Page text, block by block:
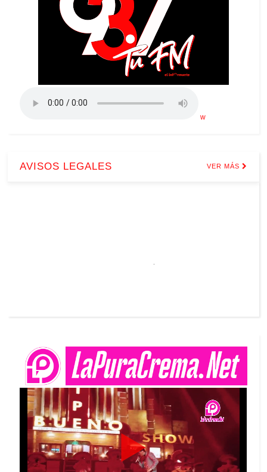
w
AVISOS LEGALES VER MÁS